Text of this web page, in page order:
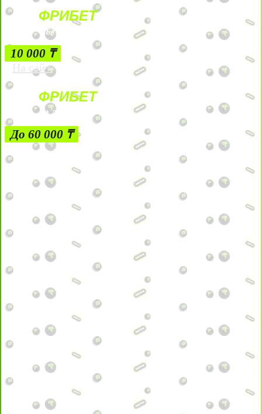
ФРИБЕТ
БЕЗ УСЛОВИЙ
10 000 ₸
На сайт
ФРИБЕТ
ЗА ДЕПОЗИТЫ
До 60 000 ₸